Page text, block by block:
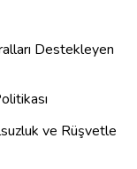
Destekleyen
ve Rüşvetle